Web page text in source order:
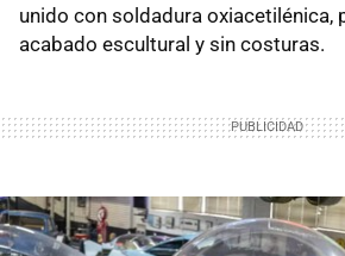
unido con soldadura oxiacetilénica,
acabado escultural y sin costuras.